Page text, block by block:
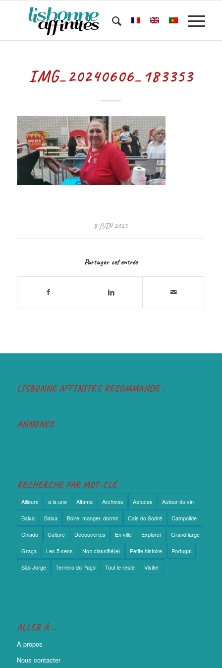
IMG_20240606_183353
8 JUIN 2025
Partager cet entrée
LISBONNE AFFINITÉS RECOMMANDE :
ANNONCE
RECHERCHE PAR MOT-CLÉ
Ailleurs a la une Alfama Archives Astuces Autour du vin
Baixa Baixa Boire, manger, dormir Cais do Sodré Campolide
Chiado Culture Découvertes En ville Explorer Grand large
Graça Les 5 sens Non classifié(e) Petite histoire Portugal
São Jorge Terreiro do Paço Tout le reste Visiter
ALLER À …
A propos
Nous contacter